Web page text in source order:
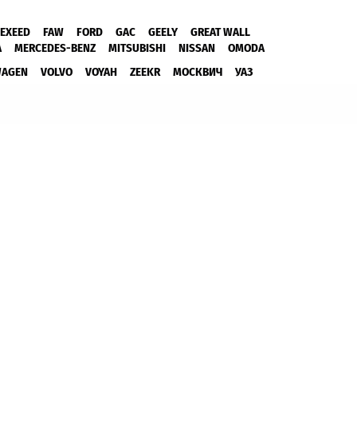
EXEED FAW FORD GAC GEELY
GREAT WALL
MERCEDES-BENZ MITSUBISHI NISSAN
OMODA
VOLVO VOYAH ZEEKR МОСКВИЧ УАЗ